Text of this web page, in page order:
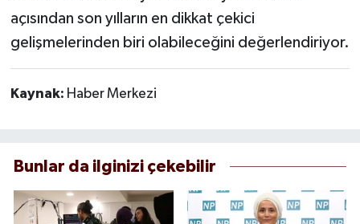
açısından son yılların en dikkat çekici
gelişmelerinden biri olabileceğini değerlendiriyor.
Kaynak: Haber Merkezi
Bunlar da ilginizi çekebilir